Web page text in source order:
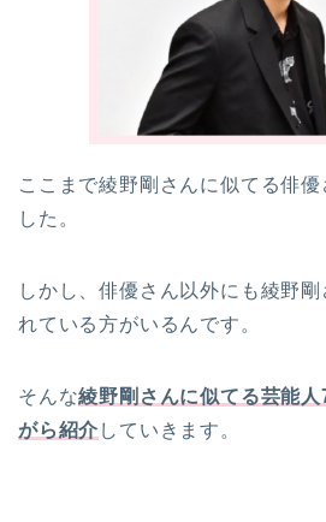
ここまで綾野剛さんに似てる俳優
した。
しかし、俳優さん以外にも綾野
れている方がいるんです。
そんな綾野剛さんに似てる芸能
がら紹介 していきます。